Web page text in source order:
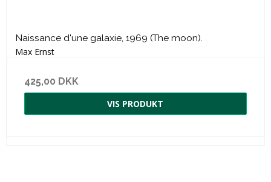
Naissance d'une galaxie, 1969 (The moon).
Max Ernst
425,00 DKK
VIS PRODUKT